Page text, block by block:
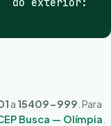
do exterior:
a 15409-999 . Para
Busca — Olímpia